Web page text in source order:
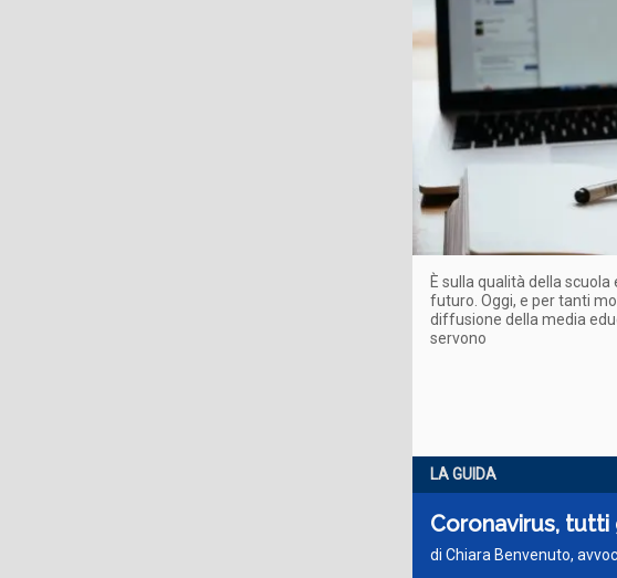
È sulla qualità della
futuro. Oggi, e per tanti
diffusione della media
servono
LA GUIDA
Coronavirus, tutti
di Chiara Benvenuto,